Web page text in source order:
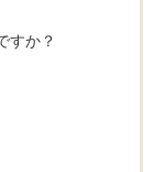
すか？